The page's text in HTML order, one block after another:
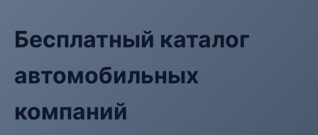
Бесплатный каталог
автомобильных
компаний